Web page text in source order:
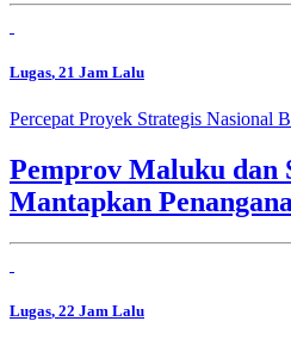
Lugas, 21 Jam Lalu
Percepat Proyek Strategis Nasional
Pemprov Maluku dan
Mantapkan
Lugas, 22 Jam Lalu